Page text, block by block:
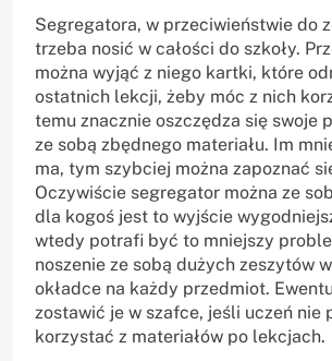
Segregatora, w przeciwieństwie do
trzeba nosić w całości do szkoły.
można wyjąć z niego kartki, które
ostatnich lekcji, żeby móc z nich
temu znacznie oszczędza się swoje
ze sobą zbędnego materiału. Im
ma, tym szybciej można zapoznać
Oczywiście segregator można ze
dla kogoś jest to wyjście
wtedy potrafi być to mniejszy
noszenie ze sobą dużych zeszytów
okładce na każdy przedmiot.
zostawić je w szafce, jeśli uczeń nie
korzystać z materiałów po lekcjach.